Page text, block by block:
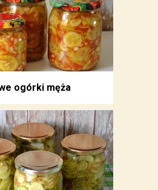
ogórki męża